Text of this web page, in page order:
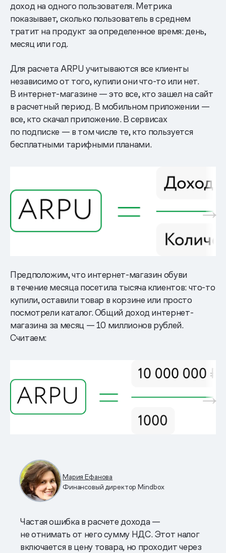
доход на одного пользователя. Метрика
показывает, сколько пользователь в среднем
тратит на продукт за определенное время: день,
месяц или год.
Для расчета ARPU учитываются все клиенты
независимо от того, купили они что-то или нет.
В интернет-магазине — это все, кто зашел на сайт
в расчетный период. В мобильном приложении —
все, кто скачал приложение. В сервисах
по подписке — в том числе те, кто пользуется
бесплатными тарифными планами.
Предположим, что интернет-магазин обуви
в течение месяца посетила тысяча клиентов: что-то
купили, оставили товар в корзине или просто
посмотрели каталог. Общий доход интернет-
магазина за месяц — 10 миллионов рублей.
Считаем:
Мария Ефанова
Финансовый директор Mindbox
Частая ошибка в расчете дохода —
не отнимать от него сумму НДС. Этот налог
включается в цену товара, но проходит через